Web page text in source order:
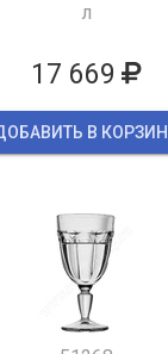
л
17 669
В